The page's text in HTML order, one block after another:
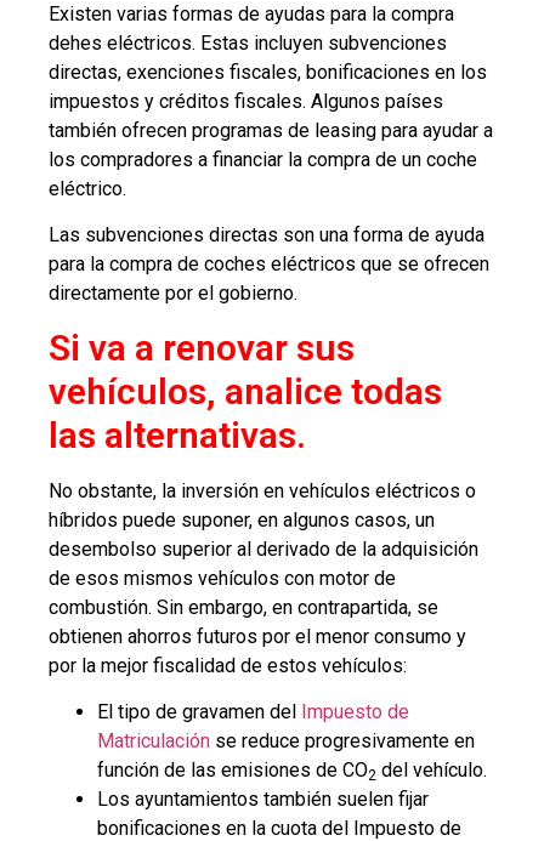
Existen varias formas de ayudas para la compra
dehes eléctricos. Estas incluyen subvenciones
directas, exenciones fiscales, bonificaciones en los
impuestos y créditos fiscales. Algunos países
también ofrecen programas de leasing para ayudar a
los compradores a financiar la compra de un coche
eléctrico.
Las subvenciones directas son una forma de ayuda
para la compra de coches eléctricos que se ofrecen
directamente por el gobierno.
Si va a renovar sus
vehículos, analice todas
las alternativas.
No obstante, la inversión en vehículos eléctricos o
híbridos puede suponer, en algunos casos, un
desembolso superior al derivado de la adquisición
de esos mismos vehículos con motor de
combustión. Sin embargo, en contrapartida, se
obtienen ahorros futuros por el menor consumo y
por la mejor fiscalidad de estos vehículos:
El tipo de gravamen del Impuesto de
Matriculación se reduce progresivamente en
función de las emisiones de CO2 del vehículo.
Los ayuntamientos también suelen fijar
bonificaciones en la cuota del Impuesto de